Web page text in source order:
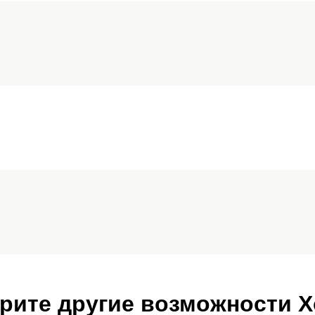
другие возможности